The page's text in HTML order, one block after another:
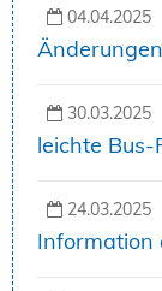
04.04.2025
30.03.2025
leichte
24.03.2025
Information